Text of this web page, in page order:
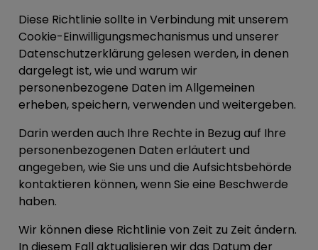
Diese Richtlinie sollte in Verbindung mit unserem
Cookie-Einwilligungsmechanismus und unserer
Datenschutzerklärung gelesen werden, in denen
dargelegt ist, wie und warum wir
personenbezogene Daten im Allgemeinen
erheben, speichern, verwenden und weitergeben.
Darin werden auch Ihre Rechte in Bezug auf Ihre
personenbezogenen Daten erläutert und
angegeben, wie Sie uns und die Aufsichtsbehörde
kontaktieren können, wenn Sie eine Beschwerde
haben.
Wir können diese Richtlinie von Zeit zu Zeit ändern.
In diesem Fall aktualisieren wir das Datum der